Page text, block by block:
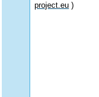
project.eu )